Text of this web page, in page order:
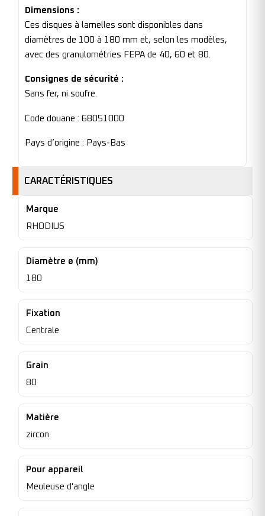
Dimensions :
Ces disques à lamelles sont disponibles dans
diamètres de 100 à 180 mm et, selon les modèles,
avec des granulométries FEPA de 40, 60 et 80.
Consignes de sécurité :
Sans fer, ni soufre.
Code douane : 68051000
Pays d’origine : Pays-Bas
CARACTÉRISTIQUES
Marque
RHODIUS
Diamètre ø (mm)
180
Fixation
Centrale
Grain
80
Matière
zircon
Pour appareil
Meuleuse d'angle